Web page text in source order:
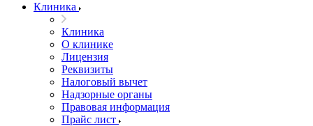
Клиника
Клиника
О клинике
Лицензия
Реквизиты
Налоговый вычет
Надзорные органы
Правовая информация
Прайс лист